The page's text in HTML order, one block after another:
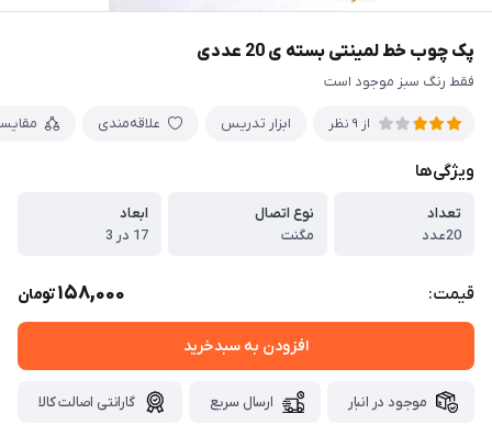
پک چوب خط لمینتی بسته ی 20 عددی
فقط رنگ سبز موجود است
از 9 نظر ابزار تدریس علاقه‌مندی
ویژگی‌ها
تعداد
20عدد
نوع اتصال
مگنت
ابعاد
17 در 3
قیمت: 158,000تومان
افزودن به سبدخرید
موجود در انبار ارسال سریع گارانتی اصالت کالا